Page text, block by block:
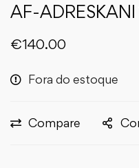
AF-
€140.00
Fora do estoque
Compare